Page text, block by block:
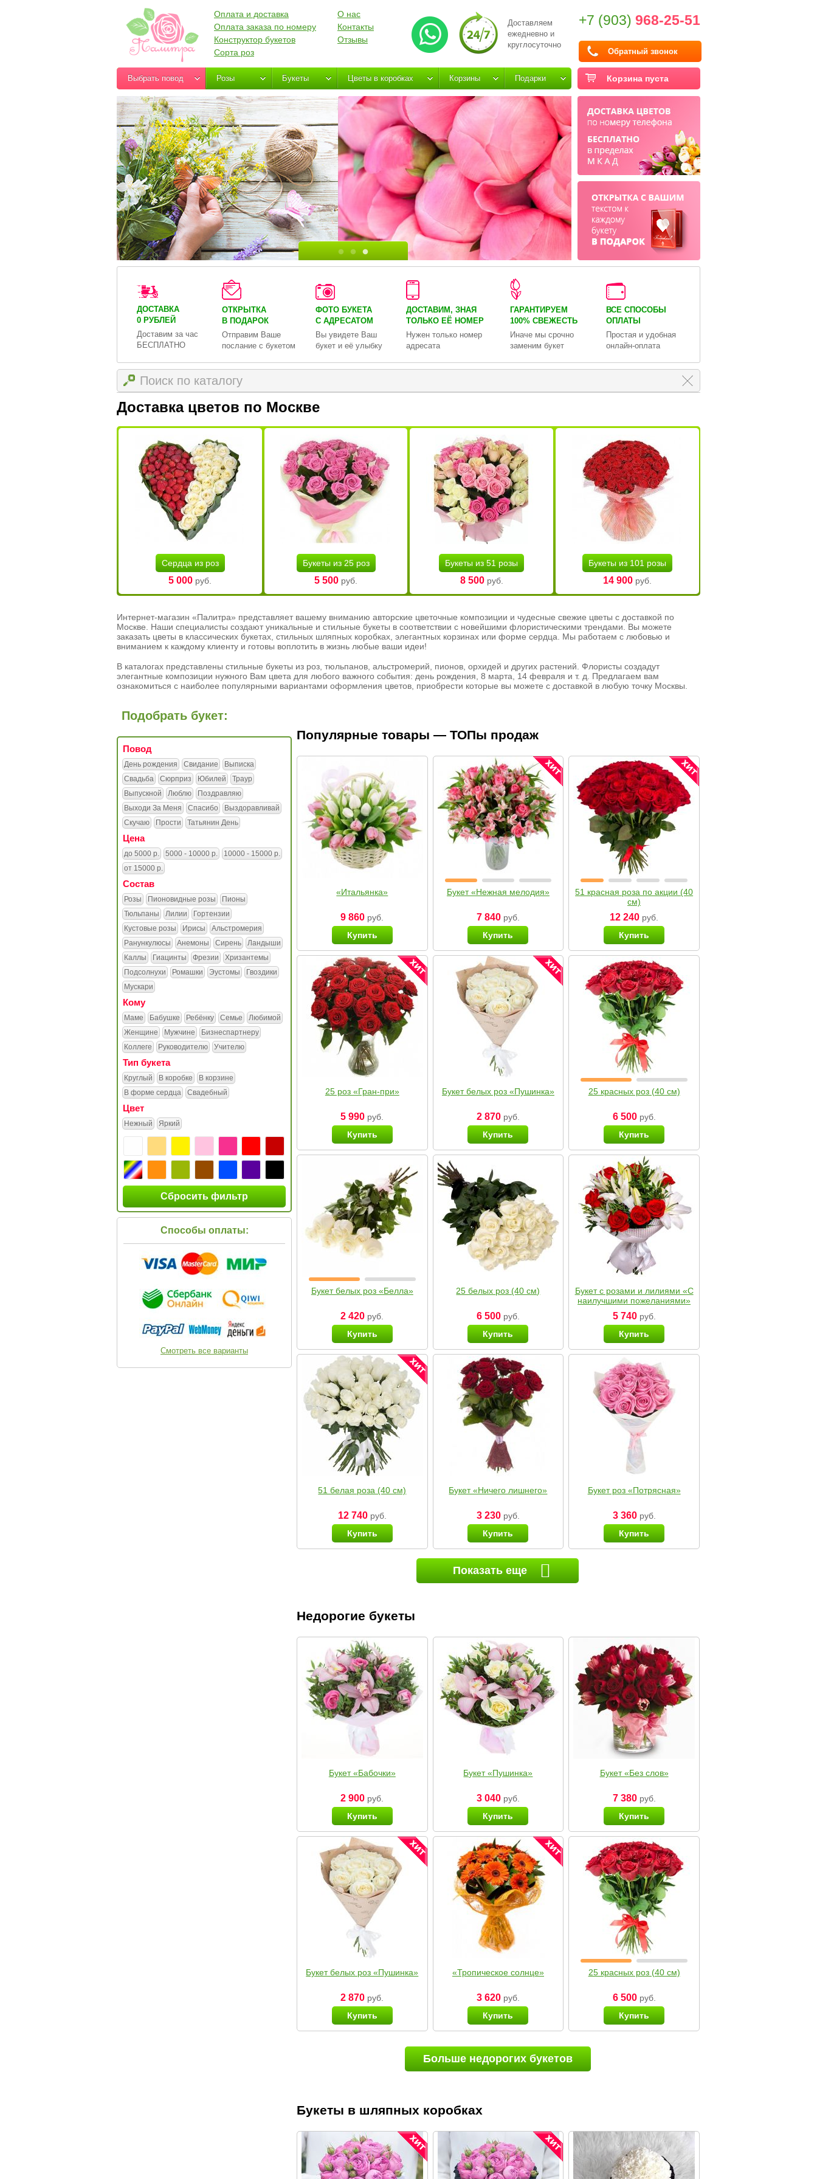
Доставляем
ежедневно и
круглосуточно
+7 (903) 968-25-51
Обратный звонок
Оплата и доставка
Оплата заказа по номеру
Конструктор букетов
Сорта роз
О нас
Контакты
Отзывы
Корзина пуста
Выбрать повод Розы Букеты Цветы в коробках Корзины Подарки
ДОСТАВКА
0 РУБЛЕЙ
Доставим за час
БЕСПЛАТНО
ОТКРЫТКА
В ПОДАРОК
Отправим Ваше
послание с букетом
ФОТО БУКЕТА
С АДРЕСАТОМ
Вы увидете Ваш
букет и её улыбку
ДОСТАВИМ, ЗНАЯ
ТОЛЬКО ЕЁ НОМЕР
Нужен только номер
адресата
ГАРАНТИРУЕМ
100% СВЕЖЕСТЬ
Иначе мы срочно
заменим букет
ВСЕ СПОСОБЫ
ОПЛАТЫ
Простая и удобная
онлайн-оплата
Доставка цветов по Москве
Сердца из роз
5 000 руб.
Букеты из 25 роз
5 500 руб.
Букеты из 51 розы
8 500руб.
Букеты из 101 розы
14 900руб.
Интернет-магазин «Палитра» представляет вашему вниманию авторские цветочные композиции и чудесные свежие цветы с доставкой по
Москве. Наши специалисты создают уникальные и стильные букеты в соответствии с новейшими флористическими трендами. Вы можете
заказать цветы в классических букетах, стильных шляпных коробках, элегантных корзинах или форме сердца. Мы работаем с любовью и
вниманием к каждому клиенту и готовы воплотить в жизнь любые ваши идеи!
В каталогах представлены стильные букеты из роз, тюльпанов, альстромерий, пионов, орхидей и других растений. Флористы создадут
элегантные композиции нужного Вам цвета для любого важного события: день рождения, 8 марта, 14 февраля и т. д. Предлагаем вам
ознакомиться с наиболее популярными вариантами оформления цветов, приобрести которые вы можете с доставкой в любую точку Москвы.
Подобрать букет:
Повод
День рождения Свидание
Выписка
Свадьба
Сюрприз Юбилей
Траур
Выпускной
Люблю
Поздравляю
Выходи За Меня
Спасибо
Выздоравливай
Скучаю
Прости Татьянин День
Цена
до 5000 р. 5000 - 10000 р.
10000 - 15000 р.
от 15000 р.
Состав
Розы Пионовидные розы
Пионы
Тюльпаны
Лилии
Гортензии
Кустовые розы
Ирисы
Альстромерия
Ранункулюсы
Анемоны Сирень
Ландыши
Каллы
Гиацинты Фрезии
Хризантемы
Подсолнухи
Ромашки Эустомы
Гвоздики
Мускари
Кому
Маме Бабушке Ребёнку Семье
Любимой
Женщине
Мужчине
Бизнеспартнеру
Коллеге
Руководителю Учителю
Тип букета
Круглый В коробке
В корзине
В форме сердца
Свадебный
Цвет
Нежный Яркий
Сбросить фильтр
Способы оплаты:
Смотреть все варианты
Популярные товары — ТОПы продаж
«Итальянка»
9 860 руб.
Купить
Букет «Нежная мелодия»
7 840руб.
Купить
51 красная роза по акции (40
см)
12 240 руб.
Купить
25 роз «Гран-при»
5 990 руб.
Купить
Букет белых роз «Пушинка»
2 870руб.
Купить
25 красных роз (40 см)
6 500руб.
Купить
Букет белых роз «Белла»
2 420 руб.
Купить
25 белых роз (40 см)
6 500руб.
Купить
Букет с розами и лилиями «С
наилучшими пожеланиями»
5 740руб.
Купить
51 белая роза (40 см)
12 740руб.
Купить
Букет «Ничего лишнего»
3 230руб.
Купить
Букет роз «Потрясная»
3 360руб.
Купить
Показать еще
Недорогие букеты
Букет «Бабочки»
2 900 руб.
Купить
Букет «Пушинка»
3 040руб.
Купить
Букет «Без слов»
7 380руб.
Купить
Букет белых роз «Пушинка»
2 870 руб.
Купить
«Тропическое солнце»
3 620руб.
Купить
25 красных роз (40 см)
6 500руб.
Купить
Больше недорогих букетов
Букеты в шляпных коробках